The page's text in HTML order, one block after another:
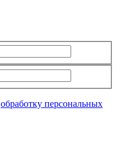
обработку персональных